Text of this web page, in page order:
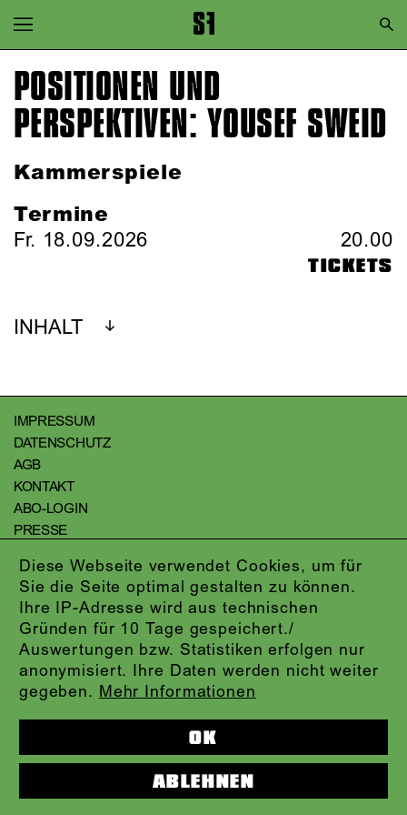
Zur Hauptnavigation springen
Zum Hauptinhalt springen
Zum Footer springen
Diese Webseite verwendet Cookies, um für
Sie die Seite optimal gestalten zu können.
Ihre IP-Adresse wird aus technischen
Gründen für 10 Tage gespeichert./
Auswertungen bzw. Statistiken erfolgen nur
anonymisiert. Ihre Daten werden nicht weiter
gegeben. Mehr Informationen
OK
ABLEHNEN
POSITIONEN UND
PERSPEKTIVEN: YOUSEF SWEID
Kammerspiele
Termine
Fr. 18.09.2026 20.00
TICKETS
INHALT
IMPRESSUM
DATENSCHUTZ
AGB
KONTAKT
ABO-LOGIN
PRESSE
AUDIOFORMATE
KARTENTELEFON:069.212.49.49.4